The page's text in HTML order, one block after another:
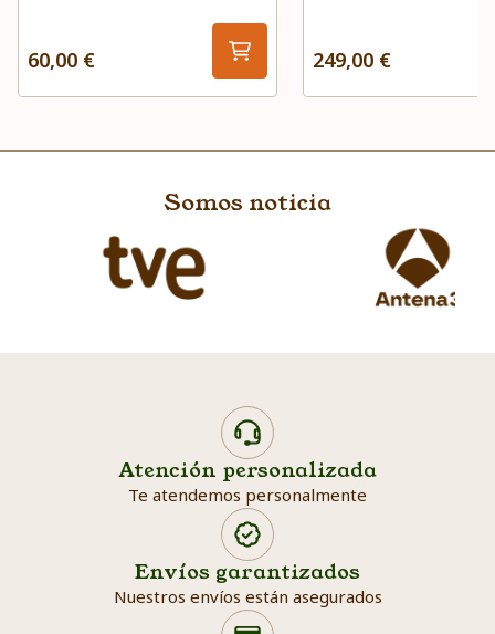
60,00 € 249,00 €
Somos noticia
Atención personalizada
Te atendemos personalmente
Envíos garantizados
Nuestros envíos están asegurados
Search products